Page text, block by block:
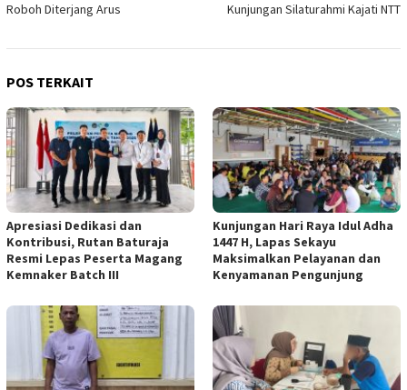
Roboh Diterjang Arus
Kunjungan Silaturahmi Kajati NTT
POS TERKAIT
Apresiasi Dedikasi dan
Kontribusi, Rutan Baturaja
Resmi Lepas Peserta Magang
Kemnaker Batch III
Kunjungan Hari Raya Idul Adha
1447 H, Lapas Sekayu
Maksimalkan Pelayanan dan
Kenyamanan Pengunjung